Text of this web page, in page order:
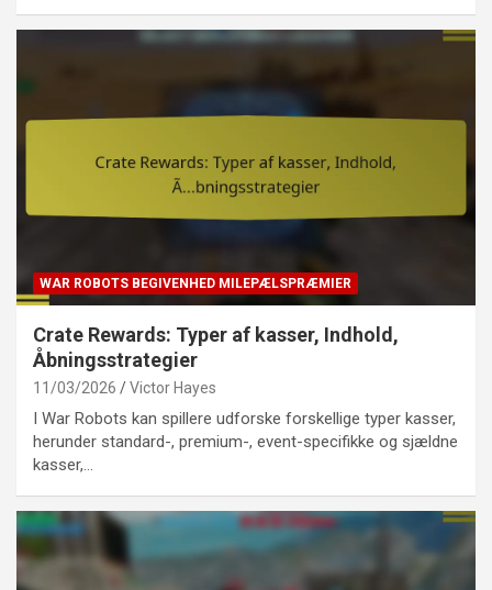
WAR ROBOTS BEGIVENHED MILEPÆLSPRÆMIER
Crate Rewards: Typer af kasser, Indhold,
Åbningsstrategier
11/03/2026 Victor Hayes
I War Robots kan spillere udforske forskellige typer kasser,
herunder standard-, premium-, event-specifikke og sjældne
kasser,…